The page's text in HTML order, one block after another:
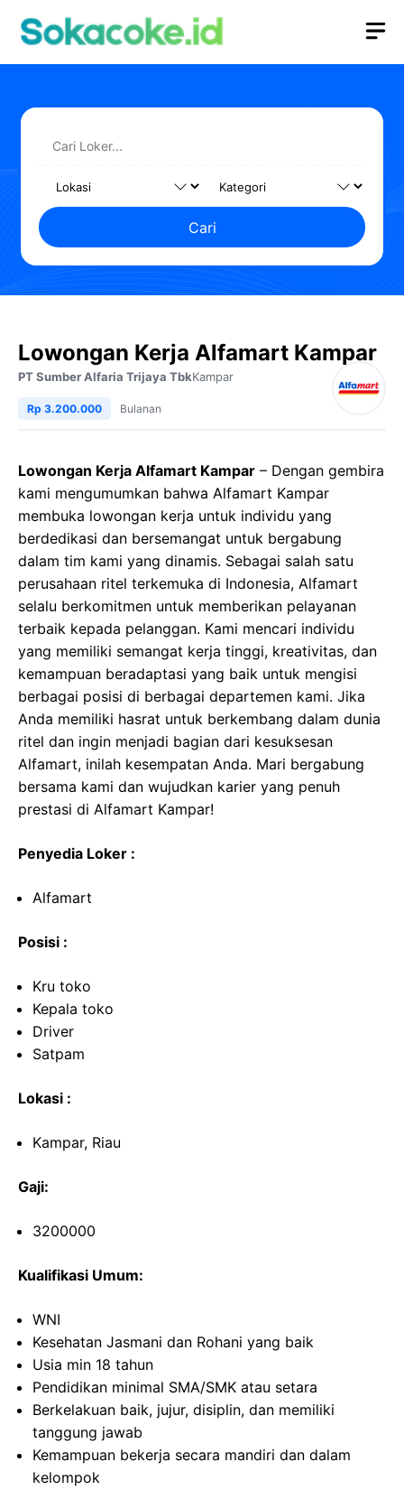
Cari
Lowongan Kerja Alfamart Kampar
PT Sumber Alfaria Trijaya TbkKampar
Rp 3.200.000 Bulanan
Lowongan Kerja Alfamart Kampar – Dengan gembira
kami mengumumkan bahwa Alfamart Kampar
membuka lowongan kerja untuk individu yang
berdedikasi dan bersemangat untuk bergabung
dalam tim kami yang dinamis. Sebagai salah satu
perusahaan ritel terkemuka di Indonesia, Alfamart
selalu berkomitmen untuk memberikan pelayanan
terbaik kepada pelanggan. Kami mencari individu
yang memiliki semangat kerja tinggi, kreativitas, dan
kemampuan beradaptasi yang baik untuk mengisi
berbagai posisi di berbagai departemen kami. Jika
Anda memiliki hasrat untuk berkembang dalam dunia
ritel dan ingin menjadi bagian dari kesuksesan
Alfamart, inilah kesempatan Anda. Mari bergabung
bersama kami dan wujudkan karier yang penuh
prestasi di Alfamart Kampar!
Penyedia Loker :
Alfamart
Posisi :
Kru toko
Kepala toko
Driver
Satpam
Lokasi :
Kampar, Riau
Gaji:
3200000
Kualifikasi Umum:
WNI
Kesehatan Jasmani dan Rohani yang baik
Usia min 18 tahun
Pendidikan minimal SMA/SMK atau setara
Berkelakuan baik, jujur, disiplin, dan memiliki
tanggung jawab
Kemampuan bekerja secara mandiri dan dalam
kelompok